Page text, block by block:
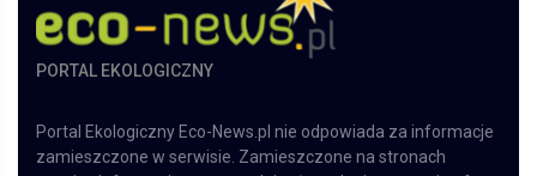
PORTAL EKOLOGICZNY
Portal Ekologiczny Eco-News.pl nie odpowiada za informacje
zamieszczone w serwisie. Zamieszczone na stronach